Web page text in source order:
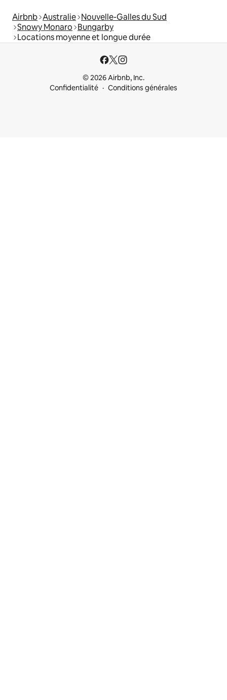
Airbnb Australie Nouvelle-Galles du Sud
Snowy Monaro Bungarby
Locations moyenne et longue durée
© 2026 Airbnb, Inc.
Confidentialité
Conditions générales